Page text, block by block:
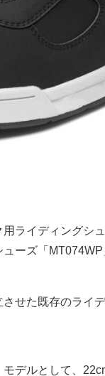
ライディングシ
ーズ「
せた既存のライ
デルとして、